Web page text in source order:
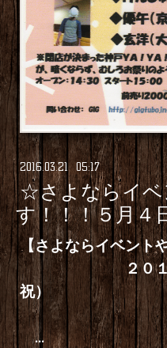
2016.03.21 05:17
☆さよならイベ
す！！！５月４
【さよならイベント
２０１６年
祝）
ーギグの
...